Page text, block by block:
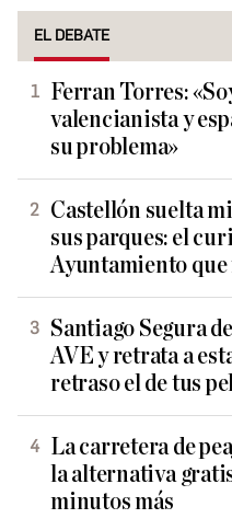
EL DEBATE
Ferran Torres:
valencianista y
su problema»
Castellón suelta
sus parques: el
Ayuntamiento
Santiago Segura
AVE y retrata a
retraso el de tus
La carretera de
la alternativa
minutos más